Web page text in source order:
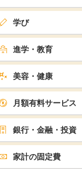
学び
進学・教育
美容・健康
月額有料サービス
銀行・金融・投資
家計の固定費